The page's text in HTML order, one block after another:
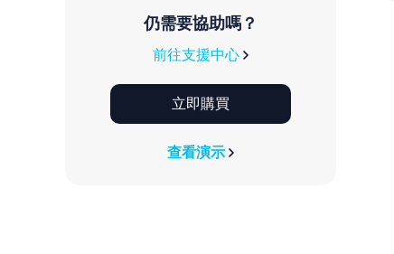
仍需要協助嗎？
前往支援中心
立即購買
查看演示